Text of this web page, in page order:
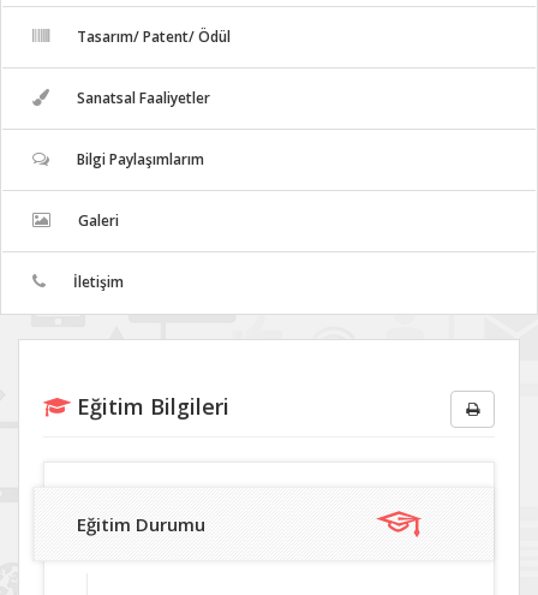
Tasarım/ Patent/ Ödül
Sanatsal Faaliyetler
Bilgi Paylaşımlarım
Galeri
İletişim
Eğitim Bilgileri
Eğitim Durumu